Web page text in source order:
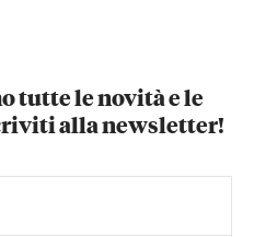
tutte le novità e le
alla newsletter!